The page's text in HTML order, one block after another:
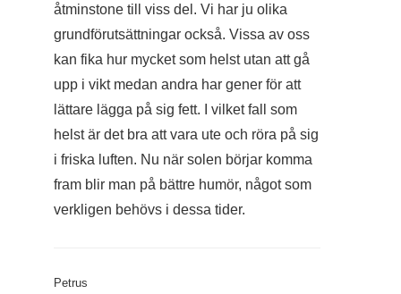
åtminstone till viss del. Vi har ju olika
grundförutsättningar också. Vissa av oss
kan fika hur mycket som helst utan att gå
upp i vikt medan andra har gener för att
lättare lägga på sig fett. I vilket fall som
helst är det bra att vara ute och röra på sig
i friska luften. Nu när solen börjar komma
fram blir man på bättre humör, något som
verkligen behövs i dessa tider.
Petrus